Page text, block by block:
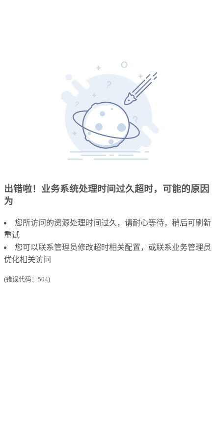
出错啦！业务系统处理时间过久超时，可能的原因
为
您所访问的资源处理时间过久，请耐心等待，稍后可刷新
重试
您可以联系管理员修改超时相关配置，或联系业务管理员
优化相关访问
(错误代码：504)